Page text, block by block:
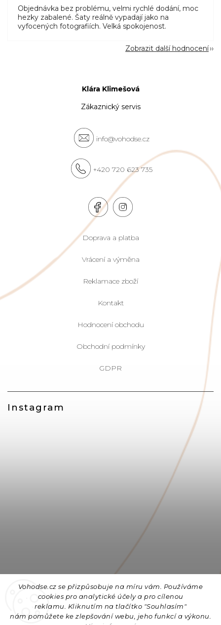
Vohodse.cz se přizpůsobuje na míru vám. Používáme
cookies pro analytické účely a pro cílenou
reklamu. Kliknutím na tlačítko "Souhlasím"
nám pomůžete ke zlepšování webu, jeho funkcí a výkonu.
Objednávka bez problému, velmi rychlé dodání, moc
hezky zabalené. Šaty reálně vypadají jako na
vyfocených fotografiích. Velká spokojenost.
Zobrazit další hodnocení
Instagram
Klára Klimešová
Zákaznický servis
info@vohodse.cz
+420 720 623 735
Doprava a platba
Vrácení a výměna
Reklamace zboží
Kontakt
Hodnocení obchodu
Obchodní podmínky
GDPR